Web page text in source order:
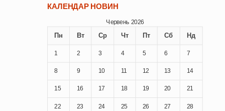
КАЛЕНДАР НОВИН
Червень 2026
Пн Вт Ср Чт Пт Сб Нд
1 2 3 4 5 6 7
8 9 10 11 12 13 14
15 16 17 18 19 20 21
22 23 24 25 26 27 28